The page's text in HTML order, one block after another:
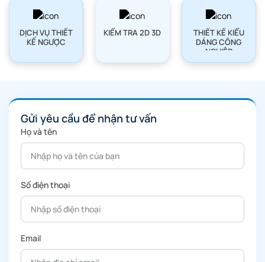
DỊCH VỤ THIẾT
KẾ NGƯỢC
KIỂM TRA 2D 3D
THIẾT KẾ KIỂU
DÁNG CÔNG
NGHIỆP
Gửi yêu cầu để nhận tư vấn
Họ và tên
Số điện thoại
Email